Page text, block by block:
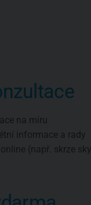
na míru
informace a rady
(např. skrze